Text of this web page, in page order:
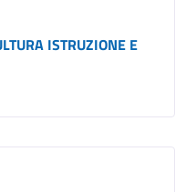
ISTRUZIONE E